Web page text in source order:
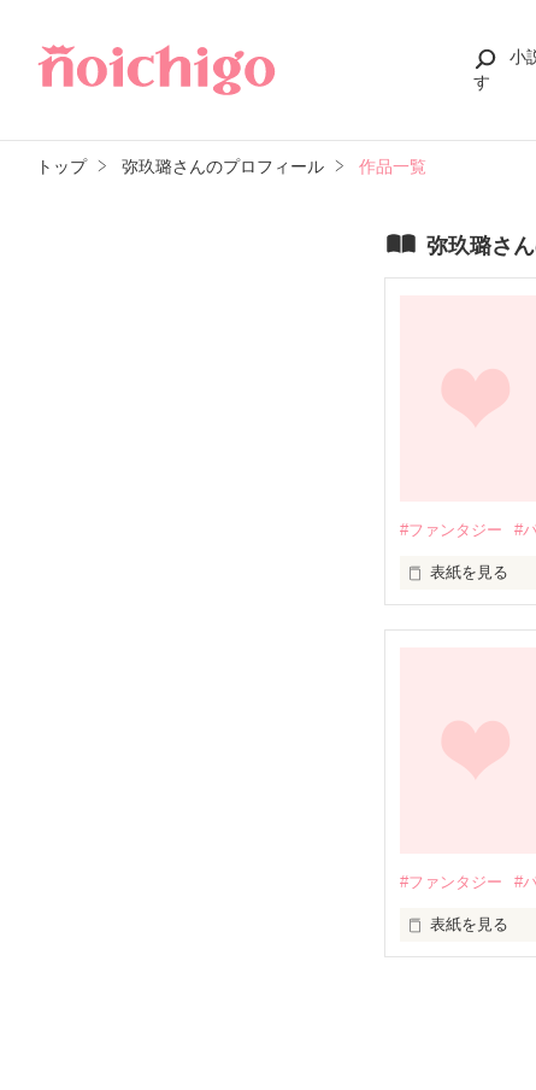
小
す
トップ 弥玖璐さんのプロフィール 作品一覧
弥玖璐さ
#ファンタジー #
表紙を見る
#ファンタジー #
表紙を見る